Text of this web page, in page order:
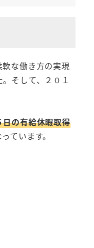
な働き方の実現
そして、２０１
の有給休暇取得
ています。